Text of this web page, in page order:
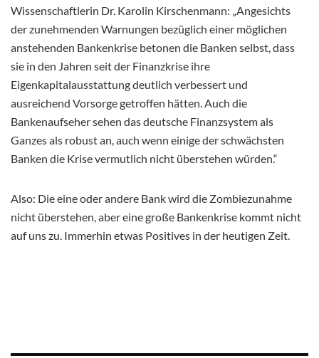
Wissenschaftlerin Dr. Karolin Kirschenmann: „Angesichts
der zunehmenden Warnungen bezüglich einer möglichen
anstehenden Bankenkrise betonen die Banken selbst, dass
sie in den Jahren seit der Finanzkrise ihre
Eigenkapitalausstattung deutlich verbessert und
ausreichend Vorsorge getroffen hätten. Auch die
Bankenaufseher sehen das deutsche Finanzsystem als
Ganzes als robust an, auch wenn einige der schwächsten
Banken die Krise vermutlich nicht überstehen würden.“
Also: Die eine oder andere Bank wird die Zombiezunahme
nicht überstehen, aber eine große Bankenkrise kommt nicht
auf uns zu. Immerhin etwas Positives in der heutigen Zeit.